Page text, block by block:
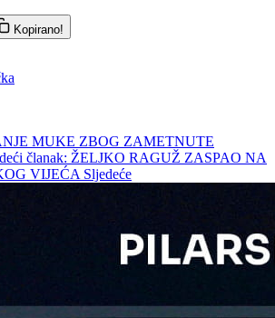
Kopirano!
MUKE ZBOG ZAMETNUTE
članak: ŽELJKO RAGUŽ ZASPAO NA
VIJEĆA Sljedeće